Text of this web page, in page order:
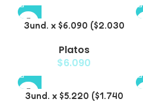
3und. x $6.090 ($2.030
Nube
Platos
$6.090
3und. x $5.220 ($1.740